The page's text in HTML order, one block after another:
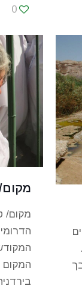
0
מקום/
המקום